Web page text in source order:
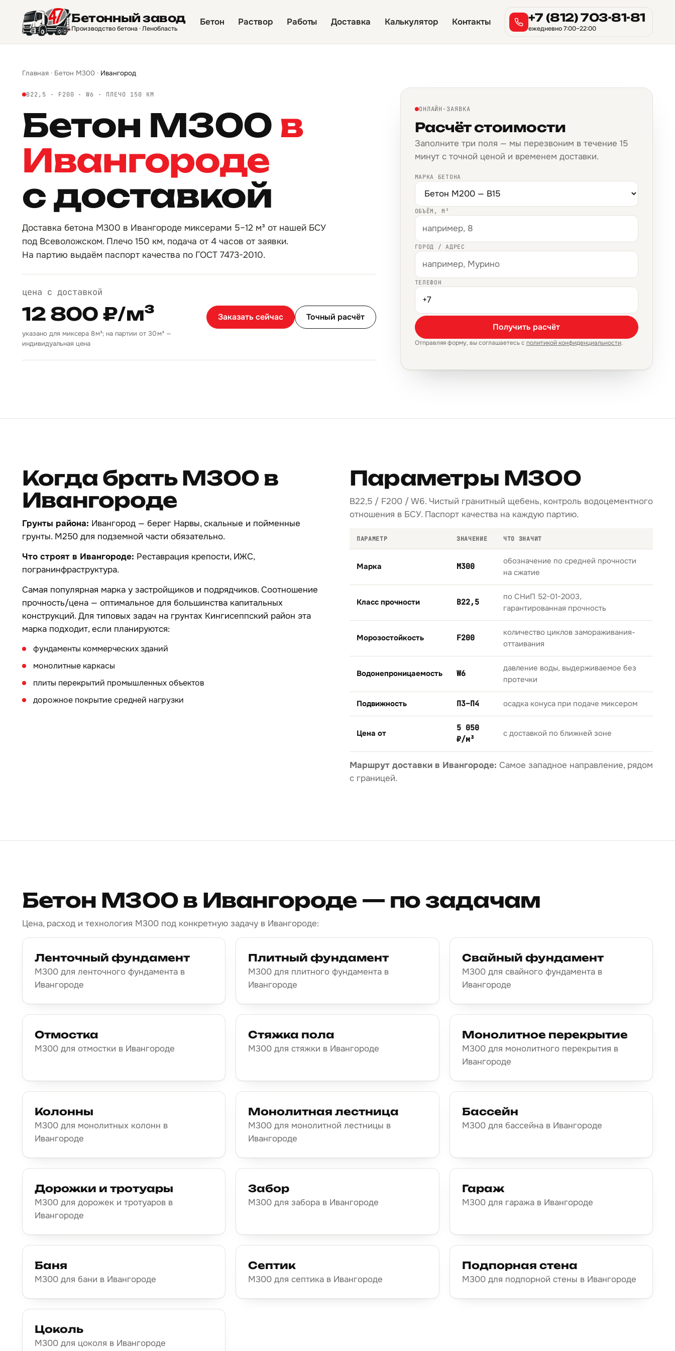
Бетонный завод
Производство бетона · Ленобласть
Бетон Раствор Работы Доставка Калькулятор Контакты +7 (812) 703-81-81
ежедневно 7:00–22:00
Главная · Бетон М300 · Ивангород
B22,5 · F200 · W6 · ПЛЕЧО 150 КМ
Бетон М300 в
Ивангороде
с доставкой
Доставка бетона М300 в Ивангороде миксерами 5–12 м³ от нашей БСУ
под Всеволожском. Плечо 150 км, подача от 4 часов от заявки.
На партию выдаём паспорт качества по ГОСТ 7473-2010.
цена с доставкой
12 800 ₽/м³
указано для миксера 8 м³; на партии от 30 м³ —
индивидуальная цена
Заказать сейчас Точный расчёт
ОНЛАЙН-ЗАЯВКА
Расчёт стоимости
Заполните три поля — мы перезвоним в течение 15
минут с точной ценой и временем доставки.
МАРКА БЕТОНА
ОБЪЁМ, М³
ГОРОД / АДРЕС
ТЕЛЕФОН
Получить расчёт
Отправляя форму, вы соглашаетесь с политикой конфиденциальности.
Когда брать М300 в
Ивангороде
Грунты района: Ивангород — берег Нарвы, скальные и пойменные
грунты. М250 для подземной части обязательно.
Что строят в Ивангороде: Реставрация крепости, ИЖС,
погранинфраструктура.
Самая популярная марка у застройщиков и подрядчиков. Соотношение
прочность/цена — оптимальное для большинства капитальных
конструкций. Для типовых задач на грунтах Кингисеппский район эта
марка подходит, если планируются:
фундаменты коммерческих зданий
монолитные каркасы
плиты перекрытий промышленных объектов
дорожное покрытие средней нагрузки
Параметры М300
B22,5 / F200 / W6. Чистый гранитный щебень, контроль водоцементного
отношения в БСУ. Паспорт качества на каждую партию.
ПАРАМЕТР ЗНАЧЕНИЕ ЧТО ЗНАЧИТ
Марка М300
обозначение по средней прочности
на сжатие
Класс прочности B22,5
по СНиП 52-01-2003,
гарантированная прочность
Морозостойкость F200
количество циклов замораживания-
оттаивания
Водонепроницаемость W6
давление воды, выдерживаемое без
протечки
Подвижность П3–П4 осадка конуса при подаче миксером
Цена от
5 050
₽/м³
с доставкой по ближней зоне
Маршрут доставки в Ивангороде: Самое западное направление, рядом
с границей.
Бетон М300 в Ивангороде — по задачам
Цена, расход и технология М300 под конкретную задачу в Ивангороде:
Ленточный фундамент
М300 для ленточного фундамента в
Ивангороде
Плитный фундамент
М300 для плитного фундамента в
Ивангороде
Свайный фундамент
М300 для свайного фундамента в
Ивангороде
Отмостка
М300 для отмостки в Ивангороде
Стяжка пола
М300 для стяжки в Ивангороде
Монолитное перекрытие
М300 для монолитного перекрытия в
Ивангороде
Колонны
М300 для монолитных колонн в
Ивангороде
Монолитная лестница
М300 для монолитной лестницы в
Ивангороде
Бассейн
М300 для бассейна в Ивангороде
Дорожки и тротуары
М300 для дорожек и тротуаров в
Ивангороде
Забор
М300 для забора в Ивангороде
Гараж
М300 для гаража в Ивангороде
Баня
М300 для бани в Ивангороде
Септик
М300 для септика в Ивангороде
Подпорная стена
М300 для подпорной стены в Ивангороде
Цоколь
М300 для цоколя в Ивангороде